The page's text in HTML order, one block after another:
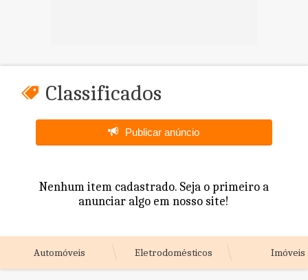
Classificados
Publicar anúncio
Nenhum item cadastrado. Seja o primeiro a
anunciar algo em nosso site!
Automóveis Eletrodomésticos Imóveis